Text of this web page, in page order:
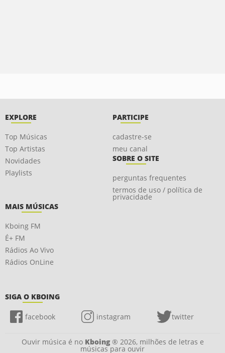
EXPLORE
Top Músicas
Top Artistas
Novidades
Playlists
PARTICIPE
cadastre-se
meu canal
SOBRE O SITE
perguntas frequentes
termos de uso / política de
privacidade
MAIS MÚSICAS
Kboing FM
É+ FM
Rádios Ao Vivo
Rádios OnLine
SIGA O KBOING
facebook instagram twitter
Ouvir música é no Kboing® 2026, milhões de letras e
músicas para ouvir